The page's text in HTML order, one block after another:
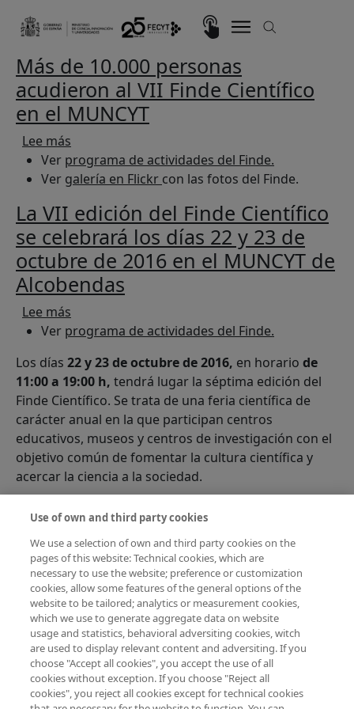
Imagen
Más de 10.000 personas
acudieron al VII Finde Científico
en el MUNCYT
Lee más
Ver programa de actividades del Finde.
Ver galería en Flickr con las fotos del Finde.
La VII edición del Finde Científico
se celebrará los días 22 y 23 de
octubre de 2016 en el MUNCYT de
Alcobendas
Lee más
Ver programa de actividades del Finde.
Los días 22 y 23 de octubre de 2016, en horario de
11:00 a 19:00 h, tendrá lugar la séptima edición del
Finde Científico. Se trata de una feria científica de
carácter anual en la que participan centros
educativos, museos y centros de investigación con el
objetivo común de fomentar la cultura científica y
acercar la ciencia a la sociedad.
Publicados los centros escolares
colaboradores en el Finde
Científico 2016
Lee mássobre Publicados los centros escolares
FECYT organiza el Finde Científico, una feria científica
de carácter anual en la que participan centros
educativos, museos y centros de investigación con el
objetivo común de fomentar la cultura científica y
acercar la ciencia a la sociedad.
Use of own and third party cookies
We use a selection of own and third party cookies on the
pages of this website: Technical cookies, which are
necessary to use the website; preference or customization
cookies, allow some features of the general options of the
website to be tailored; analytics or measurement cookies,
which we use to generate aggregate data on website
usage and statistics, behavioral adversiting cookies, witch
are used to display relevant content and adversiting. If you
choose "Accept all cookies", you accept the use of all
cookies without exception. If you choose "Reject all
cookies", you reject all cookies except for technical cookies